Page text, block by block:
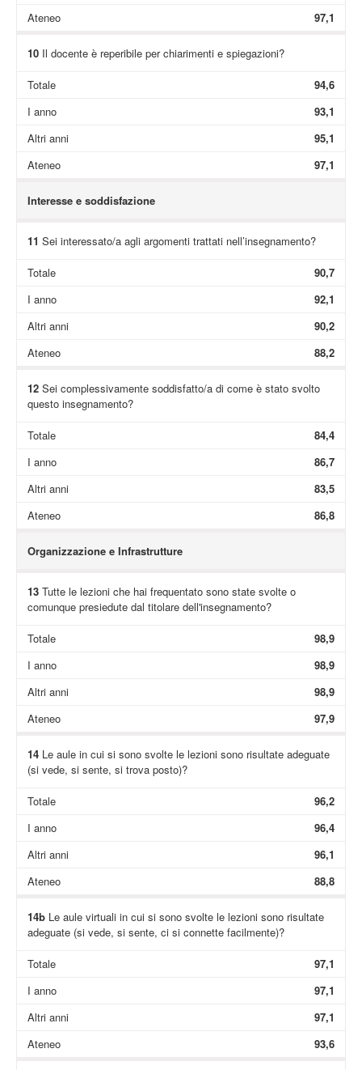
Ateneo
97,1
10Il docente è reperibile per chiarimenti e spiegazioni?
Totale
94,6
I anno
93,1
Altri anni
95,1
Ateneo
97,1
Interesse e soddisfazione
11 Sei interessato/a agli argomenti trattati nell’insegnamento?
Totale
90,7
I anno
92,1
Altri anni
90,2
Ateneo
88,2
12Sei complessivamente soddisfatto/a di come è stato svolto
questo insegnamento?
Totale
84,4
I anno
86,7
Altri anni
83,5
Ateneo
86,8
Organizzazione e Infrastrutture
13Tutte le lezioni che hai frequentato sono state svolte o
comunque presiedute dal titolare dell'insegnamento?
Totale
98,9
I anno
98,9
Altri anni
98,9
Ateneo
97,9
14Le aule in cui si sono svolte le lezioni sono risultate adeguate
(si vede, si sente, si trova posto)?
Totale
96,2
I anno
96,4
Altri anni
96,1
Ateneo
88,8
14bLe aule virtuali in cui si sono svolte le lezioni sono risultate
adeguate (si vede, si sente, ci si connette facilmente)?
Totale
97,1
I anno
97,1
Altri anni
97,1
Ateneo
93,6